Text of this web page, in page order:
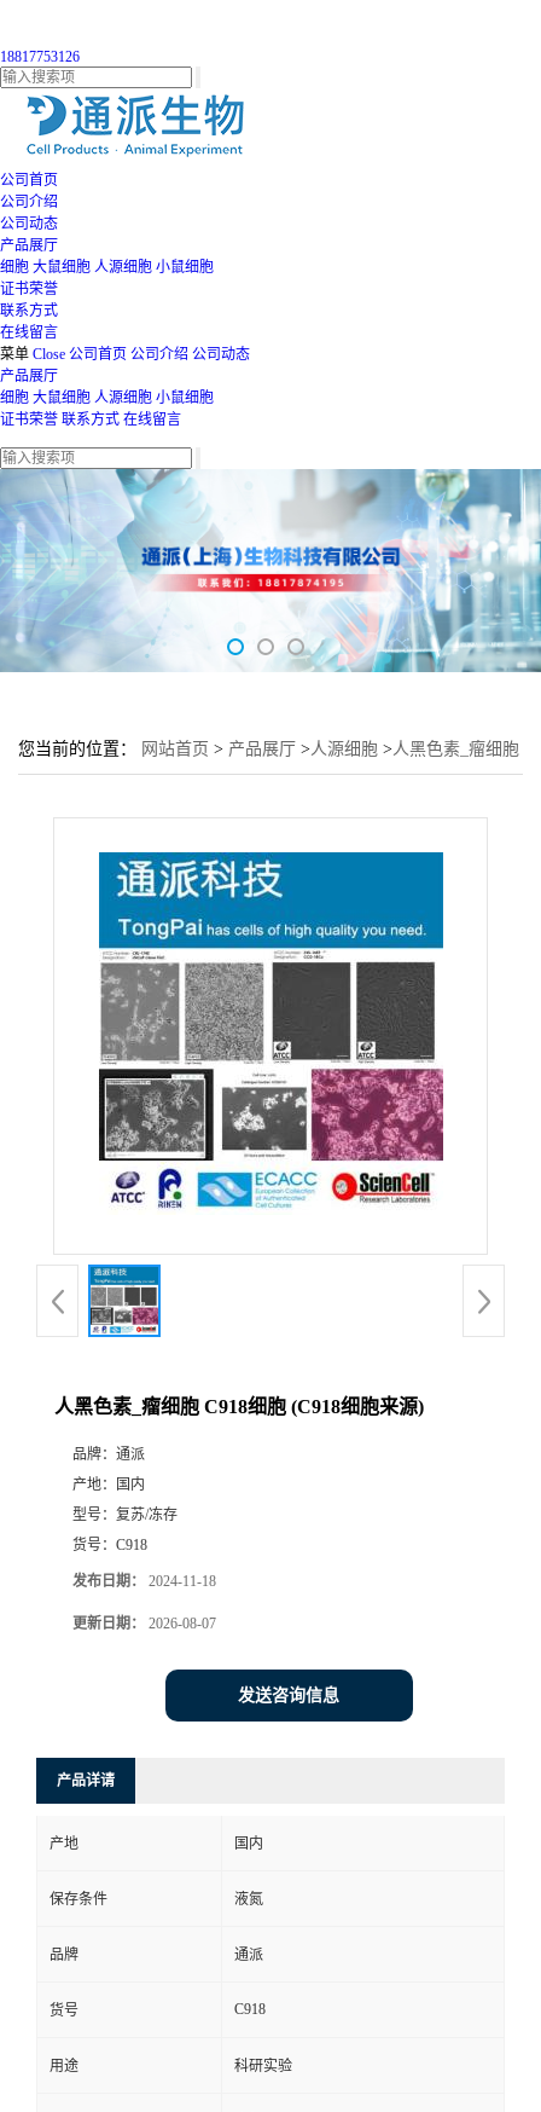
18817753126
公司首页
公司介绍
公司动态
产品展厅
细胞 大鼠细胞 人源细胞 小鼠细胞
证书荣誉
联系方式
在线留言
菜单 Close 公司首页 公司介绍 公司动态
产品展厅
细胞 大鼠细胞 人源细胞 小鼠细胞
证书荣誉 联系方式 在线留言
您当前的位置： 网站首页 > 产品展厅 >人源细胞 >人黑色素_瘤细胞
人黑色素_瘤细胞 C918细胞 (C918细胞来源)
品牌： 通派
产地：
国内
型号： 复苏/冻存
货号： C918
发布日期： 2024-11-18
更新日期： 2026-08-07
发送咨询信息
产品详请
产地 国内
保存条件 液氮
品牌 通派
货号 C918
用途 科研实验